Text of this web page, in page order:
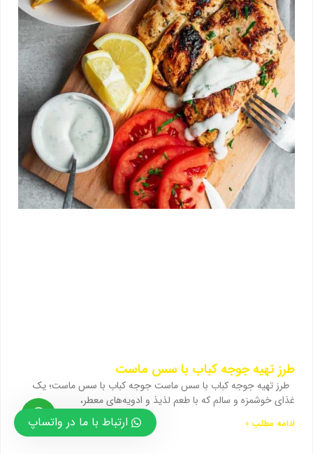
طرز تهیه جوجه کباب با سس ماست
طرز تهیه جوجه کباب با سس ماست جوجه کباب با سس ماست؛ یک
غذای خوشمزه و سالم که با طعم لذیذ و ادویه‌های معطر،
ادامه مطلب » ارتباط با ما در واتساپ